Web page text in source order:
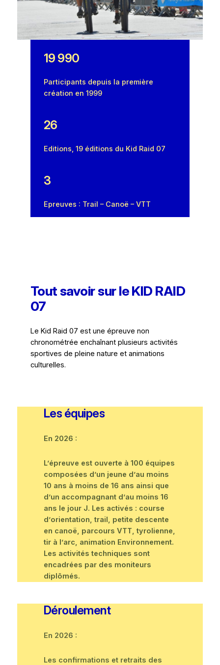
19 990
Participants depuis la première
création en 1999
26
Editions, 19 éditions du Kid Raid 07
3
Epreuves : Trail – Canoë – VTT
Tout savoir sur le KID RAID
07
Le Kid Raid 07 est une épreuve non
chronométrée enchaînant plusieurs activités
sportives de pleine nature et animations
culturelles.
Les équipes
En 2026 :
L’épreuve est ouverte à 100 équipes
composées d’un jeune d’au moins
10 ans à moins de 16 ans ainsi que
d’un accompagnant d’au moins 16
ans le jour J. Les activés : course
d’orientation, trail, petite descente
en canoë, parcours VTT, tyrolienne,
tir à l’arc, animation Environnement.
Les activités techniques sont
encadrées par des moniteurs
diplômés.
Déroulement
En 2026 :
Les confirmations et retraits des